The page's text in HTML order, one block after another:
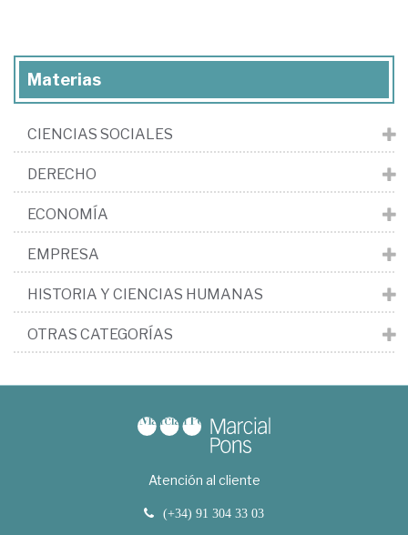
Materias
CIENCIAS SOCIALES
DERECHO
ECONOMÍA
EMPRESA
HISTORIA Y CIENCIAS HUMANAS
OTRAS CATEGORÍAS
Atención al cliente
(+34) 91 304 33 03